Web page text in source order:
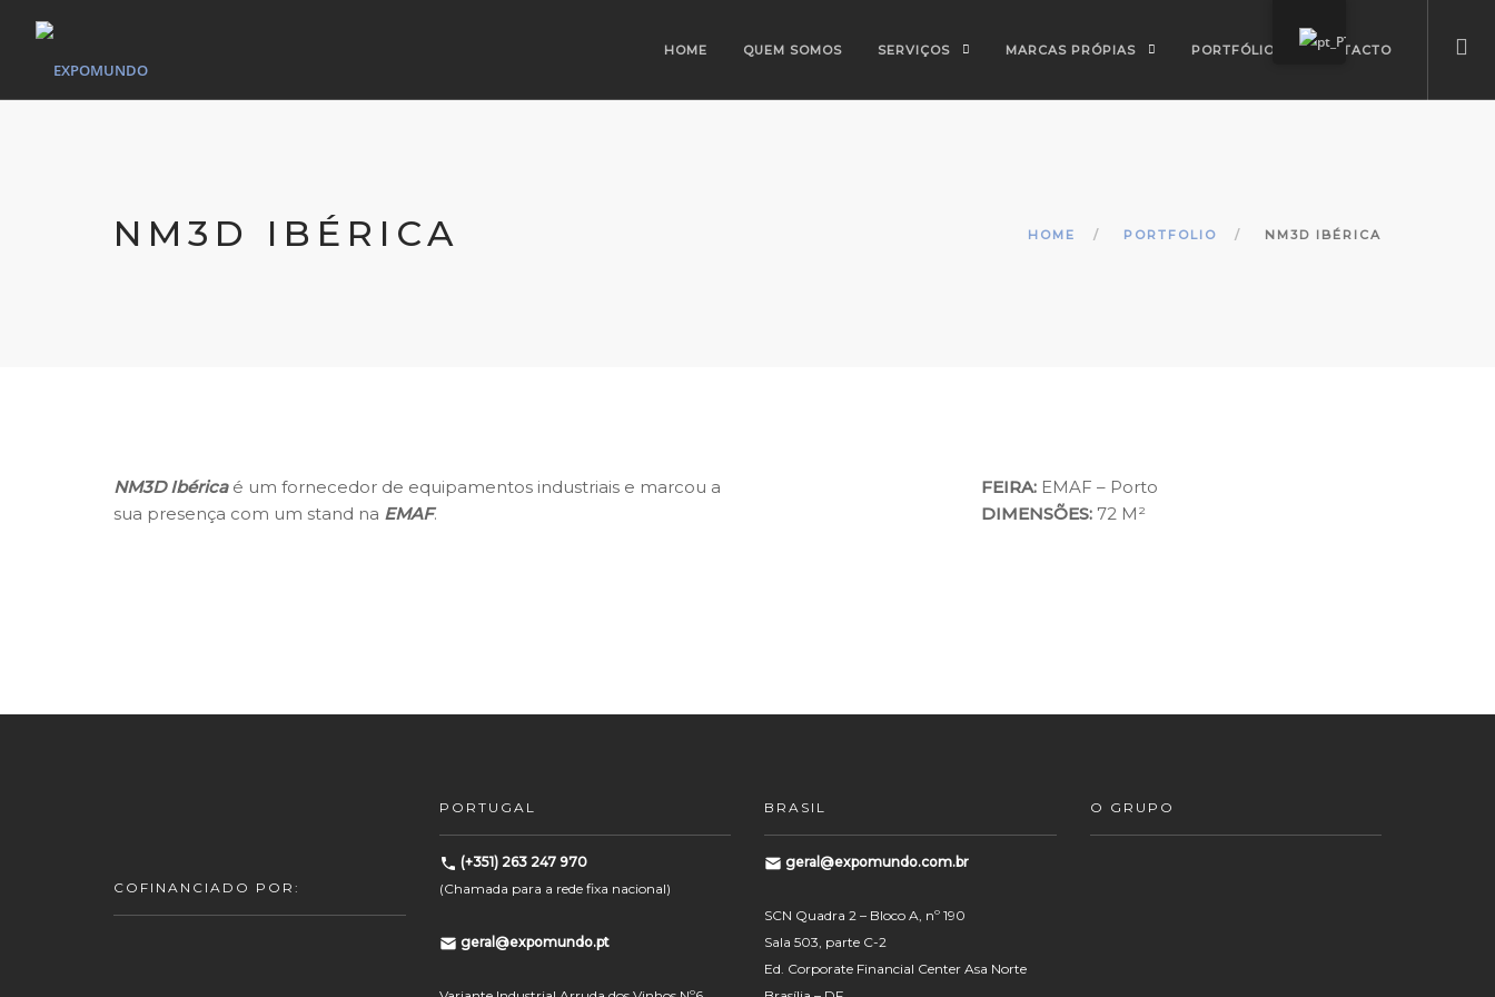
HOME QUEM SOMOS SERVIÇOS MARCAS PRÓPIAS PORTFÓLIO CONTACTO
NM3D IBÉRICA HOME PORTFOLIO NM3D IBÉRICA
NM3D Ibéricaé um fornecedor de equipamentos industriais e marcou a
sua presença com um stand na EMAF.
FEIRA: EMAF – Porto
DIMENSÕES: 72 M²
COFINANCIADO POR:
PORTUGAL
(+351) 263 247 970
(Chamada para a rede fixa nacional)
geral@expomundo.pt
BRASIL
geral@expomundo.com.br
SCN Quadra 2 – Bloco A, nº 190
Sala 503, parte C-2
Ed. Corporate Financial Center Asa Norte
O GRUPO